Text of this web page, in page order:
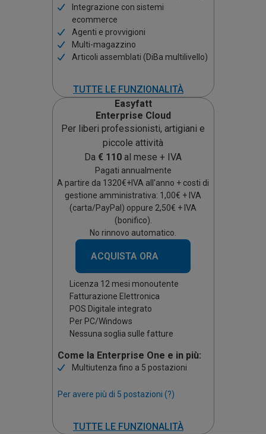
Integrazione con sistemi
ecommerce
Agenti e provvigioni
Multi-magazzino
Articoli assemblati (DiBa multilivello)
TUTTE LE FUNZIONALITÀ
Easyfatt
Enterprise Cloud
Per liberi professionisti, artigiani e
piccole attività
Da € 110 al mese + IVA
Pagati annualmente
A partire da 1320€+IVA all'anno + costi di
gestione amministrativa: 1,00€ + IVA
(carta/PayPal) oppure 2,50€ + IVA
(bonifico).
No rinnovo automatico.
ACQUISTA ORA
Licenza 12 mesi monoutente
Fatturazione Elettronica
POS Digitale integrato
Per PC/Windows
Nessuna soglia sulle fatture
Come la Enterprise One e in più:
Multiutenza fino a 5 postazioni
Per avere più di 5 postazioni (?)
TUTTE LE FUNZIONALITÀ